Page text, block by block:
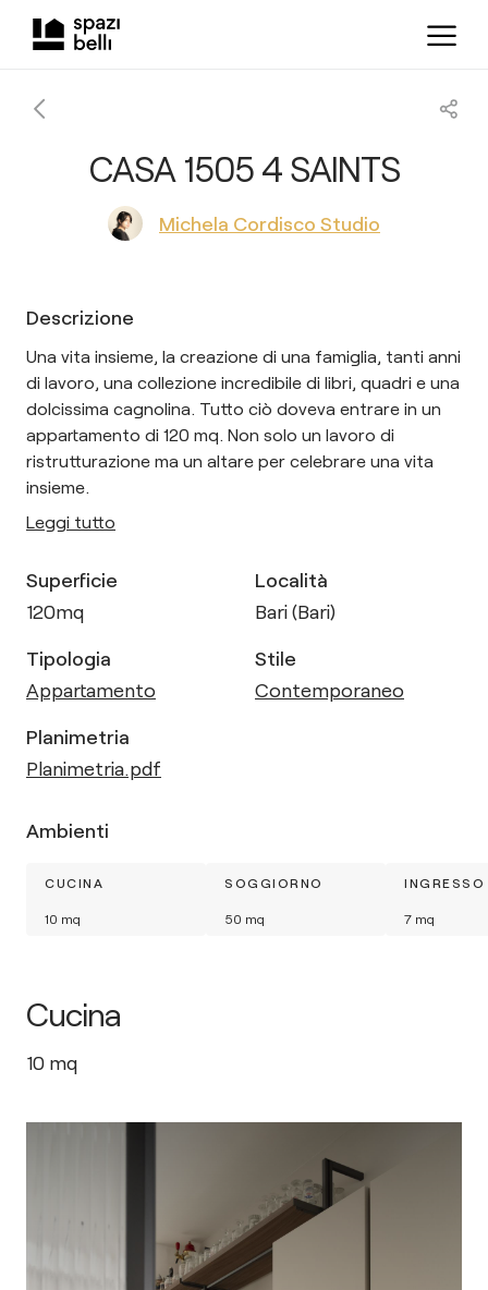
CASA 1505 4 SAINTS
Michela Cordisco Studio
Descrizione
Una vita insieme, la creazione di una famiglia, tanti anni
di lavoro, una collezione incredibile di libri, quadri e una
dolcissima cagnolina. Tutto ciò doveva entrare in un
appartamento di 120 mq. Non solo un lavoro di
ristrutturazione ma un altare per celebrare una vita
insieme.
Leggi tutto
Superficie
120mq
Località
Bari (Bari)
Tipologia
Appartamento
Stile
Contemporaneo
Planimetria
Planimetria.pdf
Ambienti
CUCINA
10 mq
SOGGIORNO
50 mq
INGRESSO
7 mq
Cucina
10 mq